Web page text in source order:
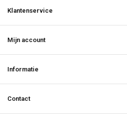
Klantenservice
Mijn account
Informatie
Contact